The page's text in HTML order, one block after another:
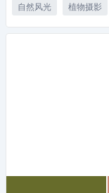
自然风光 植物摄影